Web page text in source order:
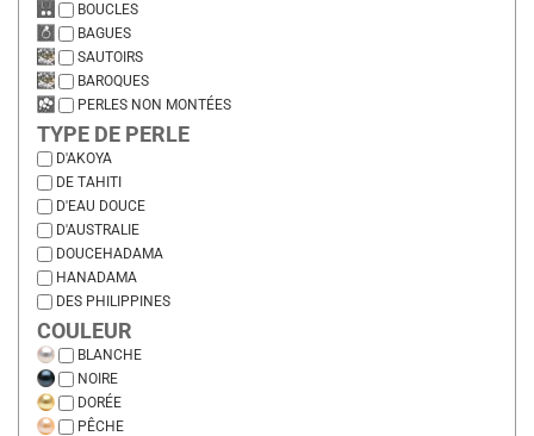
BOUCLES
BAGUES
SAUTOIRS
BAROQUES
PERLES NON MONTÉES
TYPE DE PERLE
D'AKOYA
DE TAHITI
D'EAU DOUCE
D'AUSTRALIE
DOUCEHADAMA
HANADAMA
DES PHILIPPINES
COULEUR
BLANCHE
NOIRE
DORÉE
PÊCHE